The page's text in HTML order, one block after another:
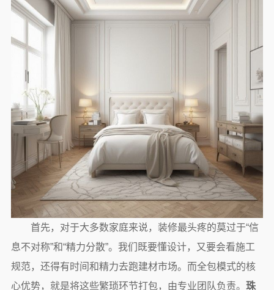
首先，对于大多数家庭来说，装修最头疼的莫过于“信
息不对称”和“精力分散”。我们既要懂设计，又要会看施工
规范，还得有时间和精力去跑建材市场。而全包模式的核
心优势，就是将这些繁琐环节打包，由专业团队负责。 珠